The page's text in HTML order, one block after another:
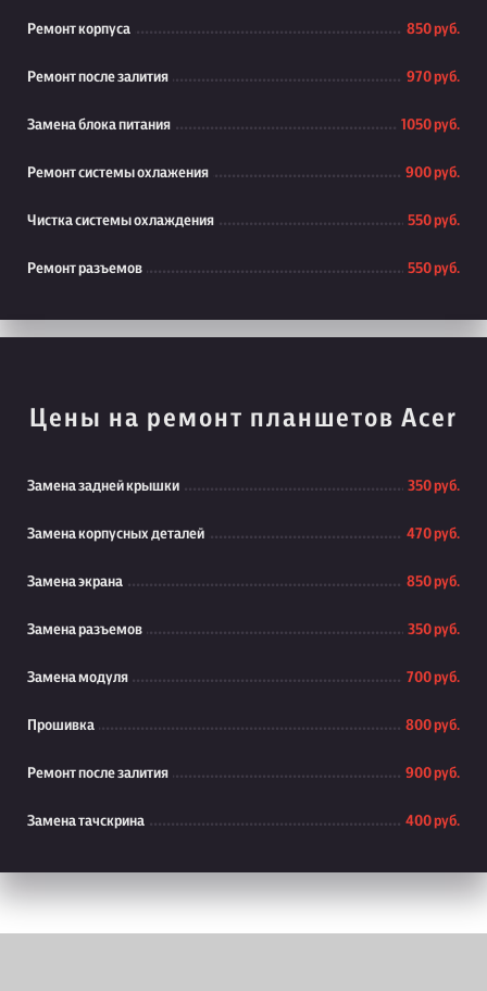
Ремонт корпуса 850 руб.
Ремонт после залития 970 руб.
Замена блока питания 1050 руб.
Ремонт системы охлажения 900 руб.
Чистка системы охлаждения 550 руб.
Ремонт разъемов 550 руб.
Цены на ремонт планшетов Acer
Замена задней крышки 350 руб.
Замена корпусных деталей 470 руб.
Замена экрана 850 руб.
Замена разъемов 350 руб.
Замена модуля 700 руб.
Прошивка 800 руб.
Ремонт после залития 900 руб.
Замена тачскрина 400 руб.